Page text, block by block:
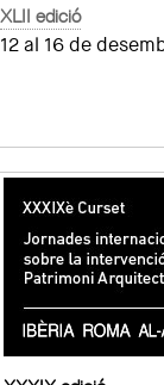
XLII edició
12 al 16 de